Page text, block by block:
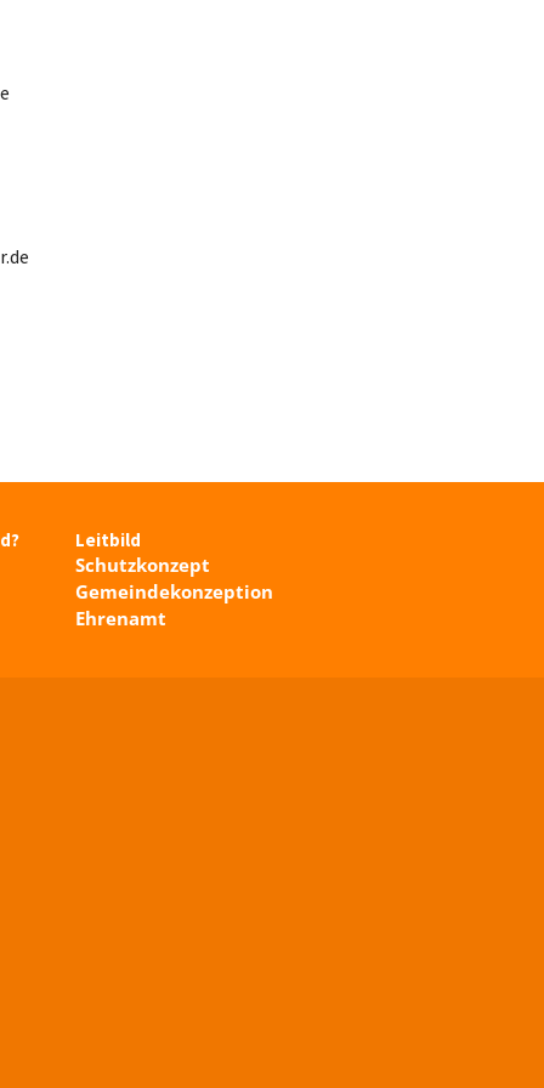
Leitbild
Schutzkonzept
Gemeindekonzeption
Ehrenamt